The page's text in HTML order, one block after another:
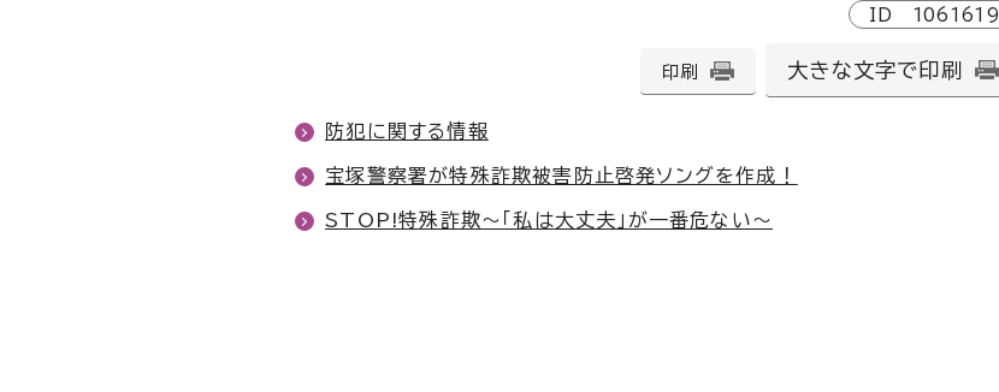
ID 1061619
印刷 大きな文字で印刷
防犯に関する情報
宝塚警察署が特殊詐欺被害防止啓発ソングを作成！
STOP!特殊詐欺～「私は大丈夫」が一番危ない～